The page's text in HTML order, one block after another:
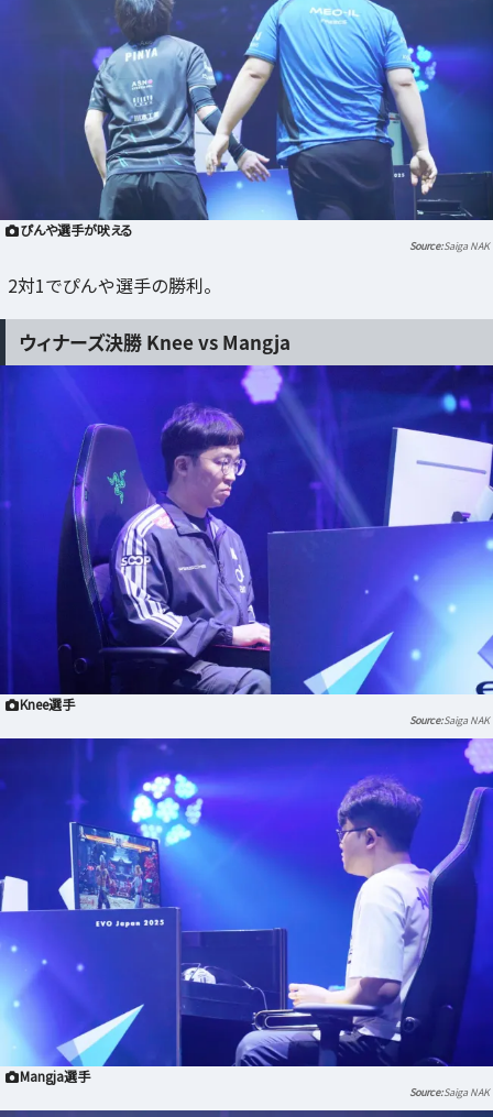
ぴんや選手が吠える
Saiga NAK
2対1でぴんや選手の勝利。
ウィナーズ決勝 Knee vs Mangja
Knee選手
Saiga NAK
Mangja選手
Saiga NAK